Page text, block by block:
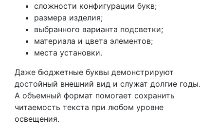
сложности конфигурации букв;
размера изделия;
выбранного варианта подсветки;
материала и цвета элементов;
места установки.
Даже бюджетные буквы демонстрируют
достойный внешний вид и служат долгие годы.
А объемный формат помогает сохранить
читаемость текста при любом уровне
освещения.